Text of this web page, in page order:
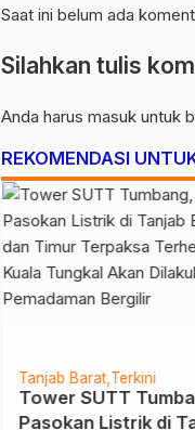
Saat ini belum ada
Silahkan tulis
Anda harus masuk untuk
REKOMENDASI
Tanjab Barat Terkini
Tower SUTT
Pasokan Listrik di